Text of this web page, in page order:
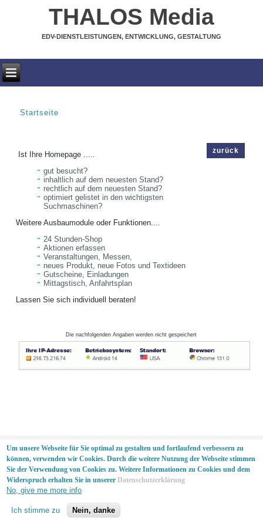
Um unsere Webseite für Sie optimal zu gestalten und fortlaufend verbessern zu
können, verwenden wir Cookies. Durch die weitere Nutzung der Webseite stimmen
Sie der Verwendung von Cookies zu. Weitere Informationen zu Cookies und dem
Widerspruch erhalten Sie in unsererDatenschutzerklärung
No, give me more info
Ich stimme zu Nein, danke
THALOS Media
EDV-DIENSTLEISTUNGEN, ENTWICKLUNG, GESTALTUNG
Startseite
Ist Ihre Homepage .....
gut besucht?
inhaltlich auf dem neuesten Stand?
rechtlich auf dem neuesten Stand?
optimiert gelistet in den wichtigsten
Suchmaschinen?
Weitere Ausbaumodule oder Funktionen....
24 Stunden-Shop
Aktionen erfassen
Veranstaltungen, Messen,
neues Produkt, neue Fotos und Textideen
Gutscheine, Einladungen
Mittagstisch, Anfahrtsplan
Lassen Sie sich individuell beraten!
zurück
Die nachfolgenden Angaben werden nicht gespeichert
AGB|Impressum|Datenschutz
© THALOS Media 2024 - Alle Rechte vorbehalten
Designed byTHALOS.